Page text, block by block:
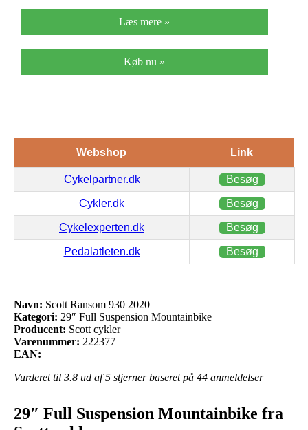
Læs mere »
Køb nu »
Webshop Link
Cykelpartner.dk Besøg
Cykler.dk Besøg
Cykelexperten.dk Besøg
Pedalatleten.dk Besøg
Navn: Scott Ransom 930 2020
Kategori: 29″ Full Suspension Mountainbike
Producent: Scott cykler
Varenummer: 222377
EAN:
Vurderet til 3.8 ud af 5 stjerner baseret på 44 anmeldelser
29″ Full Suspension Mountainbike fra